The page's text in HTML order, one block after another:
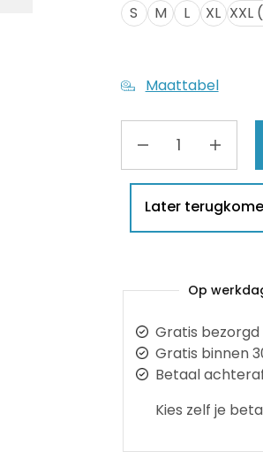
S M L XL XXL
Maattabel
Later
Op
Gratis bezorgd
Gratis binnen
Betaal
Kies zelf je